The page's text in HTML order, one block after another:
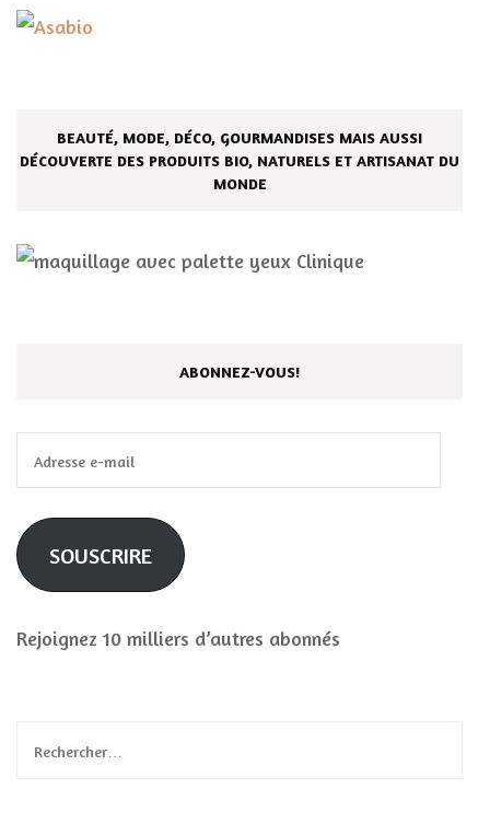
BEAUTÉ, MODE, DÉCO, GOURMANDISES MAIS AUSSI
DÉCOUVERTE DES PRODUITS BIO, NATURELS ET ARTISANAT DU
MONDE
ABONNEZ-VOUS!
e-
mail
SOUSCRIRE
Rejoignez 10 milliers d’autres abonnés
Rechercher :